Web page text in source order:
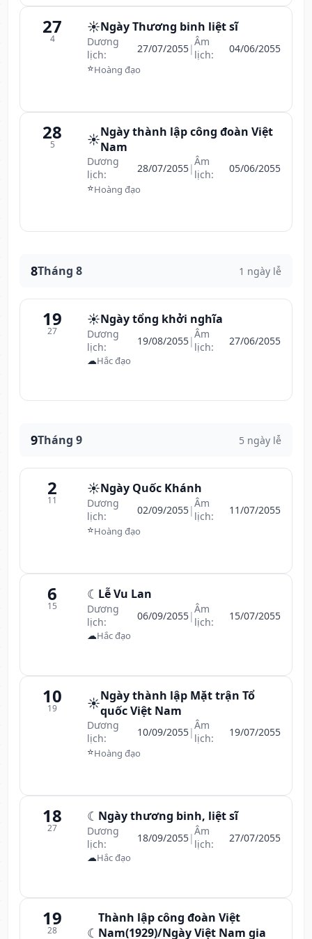
27
4
☀️Ngày Thương binh liệt sĩ
Dương
lịch:
27/07/2055|Âm
lịch:
04/06/2055
⭐Hoàng đạo
28
5 ☀️Ngày thành lập công đoàn Việt
Nam
Dương
lịch:
28/07/2055|Âm
lịch:
05/06/2055
⭐Hoàng đạo
8Tháng 8 1 ngày lễ
19
27
☀️Ngày tổng khởi nghĩa
Dương
lịch:
19/08/2055|Âm
lịch:
27/06/2055
☁Hắc đạo
9Tháng 9 5 ngày lễ
2
11
☀️Ngày Quốc Khánh
Dương
lịch:
02/09/2055|Âm
lịch:
11/07/2055
⭐Hoàng đạo
6
15
☾ Lễ Vu Lan
Dương
lịch:
06/09/2055|Âm
lịch:
15/07/2055
☁Hắc đạo
10
19 ☀️Ngày thành lập Mặt trận Tổ
quốc Việt Nam
Dương
lịch:
10/09/2055|Âm
lịch:
19/07/2055
⭐Hoàng đạo
18
27
☾ Ngày thương binh, liệt sĩ
Dương
lịch:
18/09/2055|Âm
lịch:
27/07/2055
☁Hắc đạo
19
28 ☾
Thành lập công đoàn Việt
Nam(1929)/Ngày Việt Nam gia